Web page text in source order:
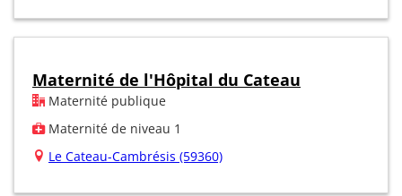
Maternité de l'Hôpital du Cateau
Maternité publique
Maternité de niveau 1
Le Cateau-Cambrésis (59360)